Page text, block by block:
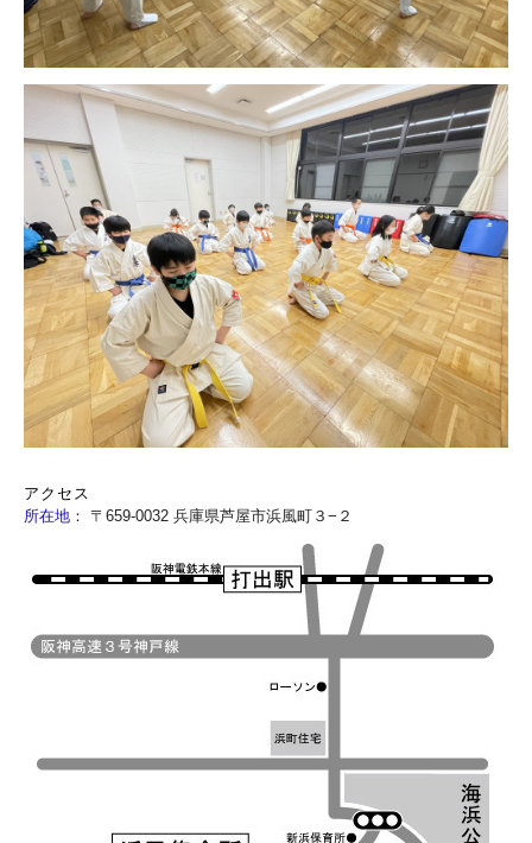
アクセス
所在地 ： 〒659-0032 兵庫県芦屋市浜風町３−２